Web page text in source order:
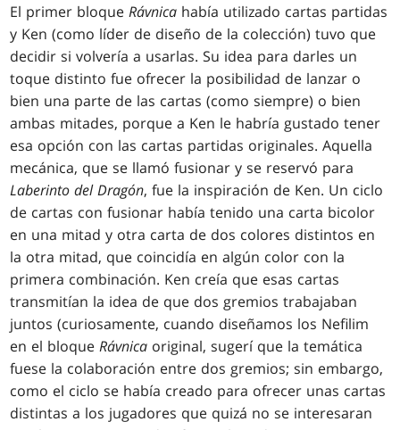
El primer bloqueRávnica había utilizado cartas partidas
y Ken (como líder de diseño de la colección) tuvo que
decidir si volvería a usarlas. Su idea para darles un
toque distinto fue ofrecer la posibilidad de lanzar o
bien una parte de las cartas (como siempre) o bien
ambas mitades, porque a Ken le habría gustado tener
esa opción con las cartas partidas originales. Aquella
mecánica, que se llamó fusionar y se reservó para
Laberinto del Dragón, fue la inspiración de Ken. Un ciclo
de cartas con fusionar había tenido una carta bicolor
en una mitad y otra carta de dos colores distintos en
la otra mitad, que coincidía en algún color con la
primera combinación. Ken creía que esas cartas
transmitían la idea de que dos gremios trabajaban
juntos (curiosamente, cuando diseñamos los Nefilim
en el bloqueRávnica original, sugerí que la temática
fuese la colaboración entre dos gremios; sin embargo,
como el ciclo se había creado para ofrecer unas cartas
distintas a los jugadores que quizá no se interesaran